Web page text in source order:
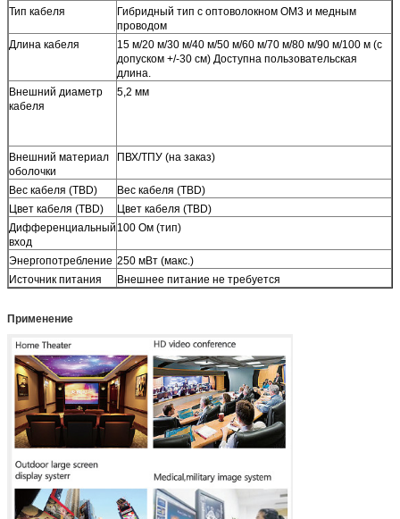
Тип кабеля
Гибридный тип с оптоволокном OM3 и медным
проводом
Длина кабеля
15 м/20 м/30 м/40 м/50 м/60 м/70 м/80 м/90 м/100 м (с
допуском +/-30 см) Доступна пользовательская
длина.
Внешний диаметр
кабеля
5,2 мм
Внешний материал
оболочки
ПВХ/ТПУ (на заказ)
Вес кабеля (TBD)
Вес кабеля (TBD)
Цвет кабеля (TBD)
Цвет кабеля (TBD)
Дифференциальный
вход
100 Ом (тип)
Энергопотребление 250 мВт (макс.)
Источник питания
Внешнее питание не требуется
Применение